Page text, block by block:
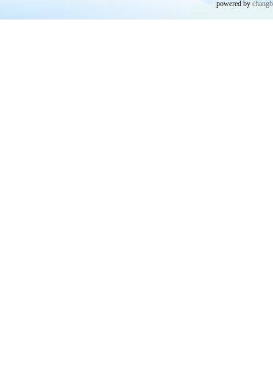
powered by